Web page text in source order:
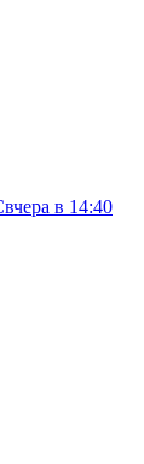
вчера в 14:40